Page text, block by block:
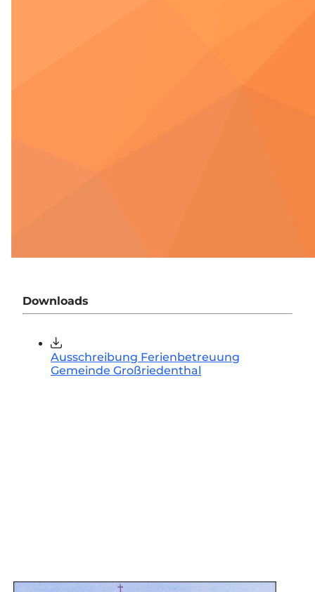
Downloads
Ausschreibung Ferienbetreuung
Gemeinde Großriedenthal